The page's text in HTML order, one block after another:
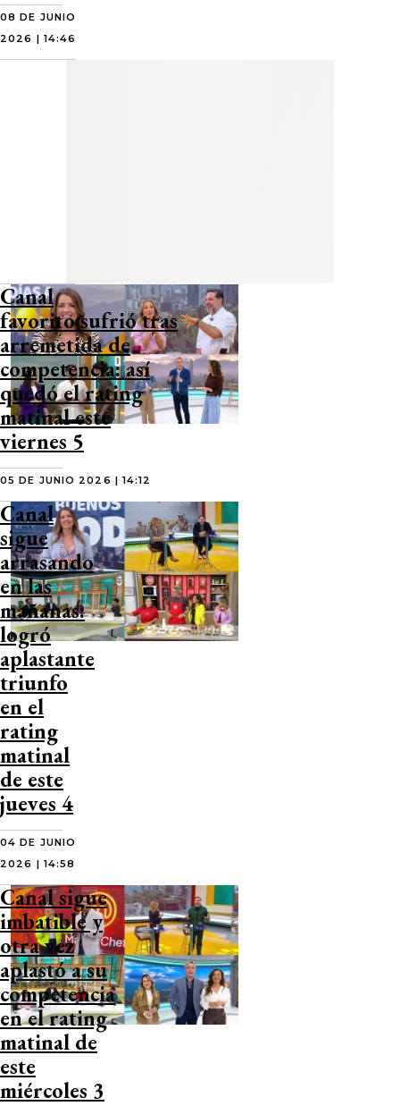
08 DE JUNIO
2026 | 14:46
Canal
favorito sufrió tras
arremetida de
competencia: así
quedó el rating
matinal este
viernes 5
05 DE JUNIO 2026 | 14:12
Canal
sigue
arrasando
en las
mañanas:
logró
aplastante
triunfo
en el
rating
matinal
de este
jueves 4
04 DE JUNIO
2026 | 14:58
Canal sigue
imbatible y
otra vez
aplastó a su
competencia
en el rating
matinal de
este
miércoles 3